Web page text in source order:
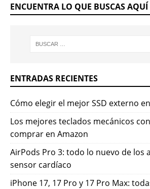
ENCUENTRA LO QUE BUSCAS AQUÍ
ENTRADAS RECIENTES
Cómo elegir el mejor SSD externo
Los mejores teclados mecánicos
comprar en Amazon
AirPods Pro 3: todo lo nuevo de los
sensor cardíaco
iPhone 17, 17 Pro y 17 Pro Max: